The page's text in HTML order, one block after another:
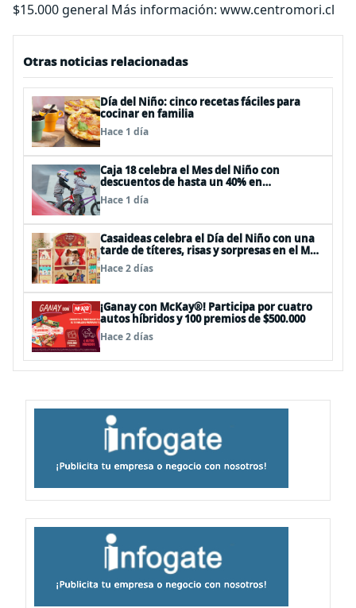
$15.000 general Más información: www.centromori.cl
Otras noticias relacionadas
Día del Niño: cinco recetas fáciles para
cocinar en familia
Hace 1 día
Caja 18 celebra el Mes del Niño con
descuentos de hasta un 40% en
panoramas, cine, shows y streaming
Hace 1 día
Casaideas celebra el Día del Niño con una
tarde de títeres, risas y sorpresas en el Mall
Plaza Vespucio
Hace 2 días
¡Ganay con McKay®! Participa por cuatro
autos híbridos y 100 premios de $500.000
Hace 2 días